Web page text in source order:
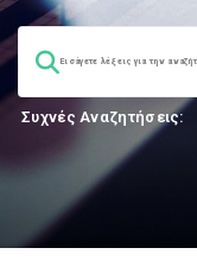
Συχνές Αναζητήσεις: